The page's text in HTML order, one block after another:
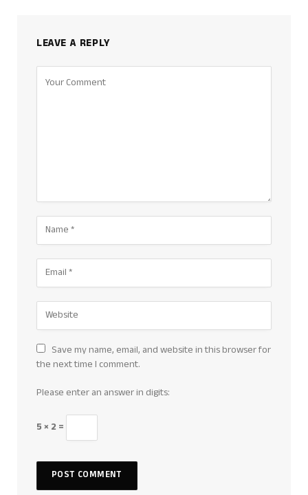
LEAVE A REPLY
Save my name, email, and website in this browser for
the next time I comment.
Please enter an answer in digits:
5 × 2 =